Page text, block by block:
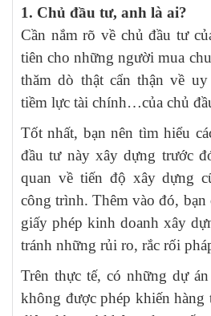
1. Chủ đầu tư, anh là ai?
Cần nắm rõ về chủ đầu tư
tiên cho những người mua
thăm dò thật cẩn thận về
tiềm lực tài chính…của chủ
Tốt nhất, bạn nên tìm hiểu
đầu tư này xây dựng trước
quan về tiến độ xây dựng
công trình. Thêm vào đó, bạn
giấy phép kinh doanh xây
tránh những rủi ro, rắc rối
Trên thực tế, có những dự
không được phép khiến hàng